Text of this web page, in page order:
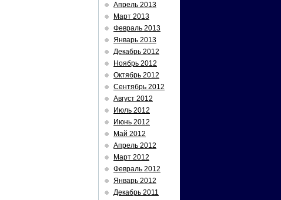
Апрель 2013
Март 2013
Февраль 2013
Январь 2013
Декабрь 2012
Ноябрь 2012
Октябрь 2012
Сентябрь 2012
Август 2012
Июль 2012
Июнь 2012
Май 2012
Апрель 2012
Март 2012
Февраль 2012
Январь 2012
Декабрь 2011